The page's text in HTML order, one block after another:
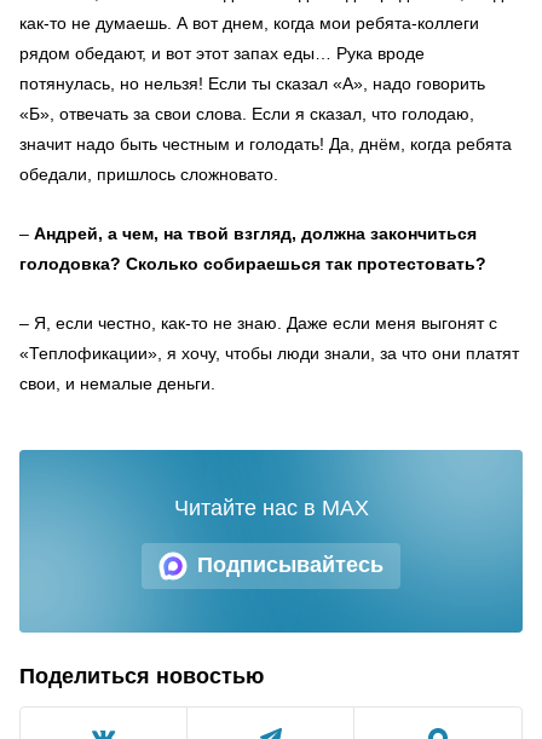
как-то не думаешь. А вот днем, когда мои ребята-коллеги
рядом обедают, и вот этот запах еды… Рука вроде
потянулась, но нельзя! Если ты сказал «А», надо говорить
«Б», отвечать за свои слова. Если я сказал, что голодаю,
значит надо быть честным и голодать! Да, днём, когда ребята
обедали, пришлось сложновато.
– Андрей, а чем, на твой взгляд, должна закончиться
голодовка? Сколько собираешься так протестовать?
– Я, если честно, как-то не знаю. Даже если меня выгонят с
«Теплофикации», я хочу, чтобы люди знали, за что они платят
свои, и немалые деньги.
Подписывайтесь
Читайте нас в MAX
Поделиться новостью